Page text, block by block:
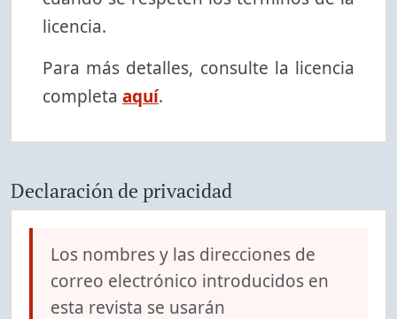
licencia.
Para más detalles, consulte la licencia
completa aquí.
Declaración de privacidad
Los nombres y las direcciones de
correo electrónico introducidos en
esta revista se usarán